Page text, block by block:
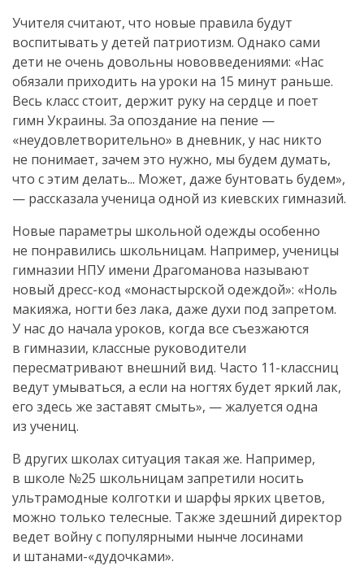
Учителя считают, что новые правила будут
воспитывать у детей патриотизм. Однако сами
дети не очень довольны нововведениями: «Нас
обязали приходить на уроки на 15 минут раньше.
Весь класс стоит, держит руку на сердце и поет
гимн Украины. За опоздание на пение —
«неудовлетворительно» в дневник, у нас никто
не понимает, зачем это нужно, мы будем думать,
что с этим делать... Может, даже бунтовать будем»,
— рассказала ученица одной из киевских гимназий.
Новые параметры школьной одежды особенно
не понравились школьницам. Например, ученицы
гимназии НПУ имени Драгоманова называют
новый дресс-код «монастырской одеждой»: «Ноль
макияжа, ногти без лака, даже духи под запретом.
У нас до начала уроков, когда все съезжаются
в гимназии, классные руководители
пересматривают внешний вид. Часто 11-классниц
ведут умываться, а если на ногтях будет яркий лак,
его здесь же заставят смыть», — жалуется одна
из учениц.
В других школах ситуация такая же. Например,
в школе №25 школьницам запретили носить
ультрамодные колготки и шарфы ярких цветов,
можно только телесные. Также здешний директор
ведет войну с популярными нынче лосинами
и штанами-«дудочками».